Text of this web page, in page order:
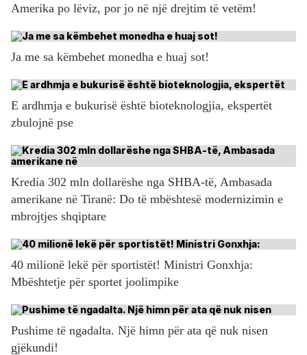
Amerika po lëviz, por jo në një drejtim të vetëm!
Ja me sa këmbehet monedha e huaj sot!
E ardhmja e bukurisë është bioteknologjia, ekspertët
zbulojnë pse
Kredia 302 mln dollarëshe nga SHBA-të, Ambasada
amerikane në Tiranë: Do të mbështesë modernizimin e
mbrojtjes shqiptare
40 milionë lekë për sportistët! Ministri Gonxhja:
Mbështetje për sportet joolimpike
Pushime të ngadalta. Një himn për ata që nuk nisen
gjëkundi!